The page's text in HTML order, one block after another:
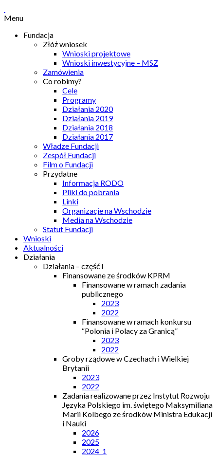
Menu
Fundacja
Złóż wniosek
Wnioski projektowe
Wnioski inwestycyjne – MSZ
Zamówienia
Co robimy?
Cele
Programy
Działania 2020
Działania 2019
Działania 2018
Działania 2017
Władze Fundacji
Zespół Fundacji
Film o Fundacji
Przydatne
Informacja RODO
Pliki do pobrania
Linki
Organizacje na Wschodzie
Media na Wschodzie
Statut Fundacji
Wnioski
Aktualności
Działania
Działania – część I
Finansowane ze środków KPRM
Finansowane w ramach zadania
publicznego
2023
2022
Finansowane w ramach konkursu
“Polonia i Polacy za Granicą”
2023
2022
Groby rządowe w Czechach i Wielkiej
Brytanii
2023
2022
Zadania realizowane przez Instytut Rozwoju
Języka Polskiego im. świętego Maksymiliana
Marii Kolbego ze środków Ministra Edukacji
i Nauki
2026
2025
2024_1